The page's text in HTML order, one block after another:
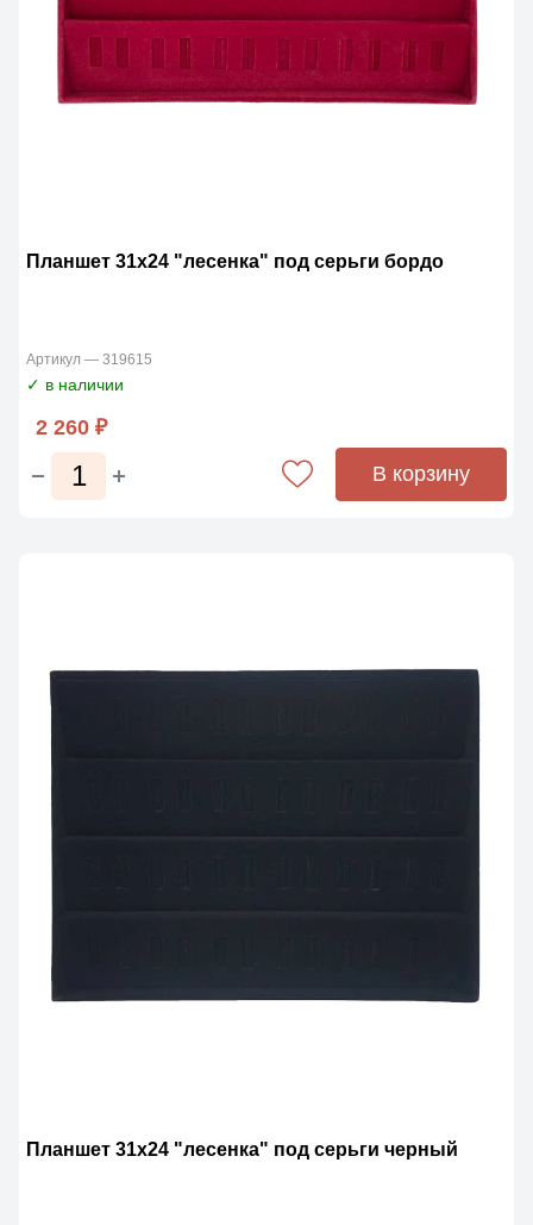
Планшет 31х24 "лесенка" под серьги бордо
Артикул — 319615
✓ в наличии
2 260 ₽
В корзину
Планшет 31х24 "лесенка" под серьги черный